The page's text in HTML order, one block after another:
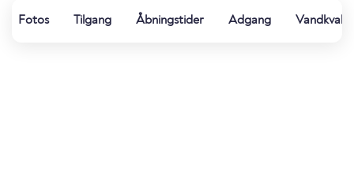
Fotos Tilgang Åbningstider Adgang